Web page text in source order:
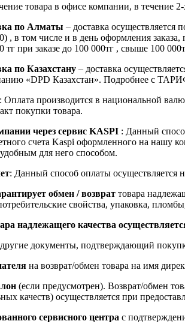
товара в офисе компании, в течение
по Алматы – доставка осуществляется
, в том числе и в день оформления
тг при заказе до 100 000тг , свыше 100
по Казахстану – доставка
«DPD Казахстан». Подробнее с
: Оплата производится в национальной
покупки товара.
через сервис KASPI : Данный
счета Kaspi оформленного на нашу
для него способом.
: Данный способ оплаты осуществляется
обмен / возврат товара
свойства, упаковка,
надлежащего качества
документы, подтверждающий
на возврат/обмен товара на имя
(если предусмотрен). Возврат/обмен
качеств) осуществляется при
сервисного центра с